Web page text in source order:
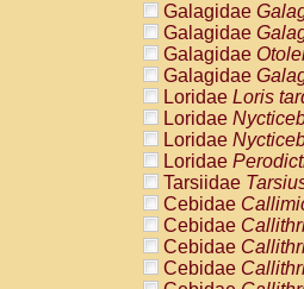
Galagidae
Galagidae
Galagidae
Galagidae
Loridae Loris
Loridae
Loridae
Loridae
Tarsiidae
Cebidae
Cebidae
Cebidae
Cebidae